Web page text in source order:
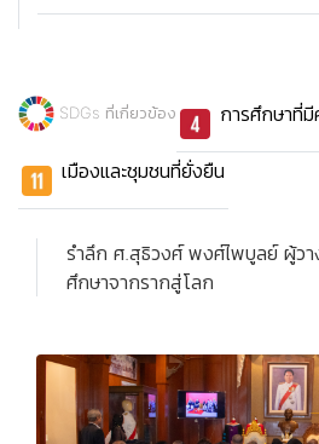
SDGs ที่เกี่ยวข้อง การศึกษาที่
เมืองและชุมชนที่ยั่งยืน
รำลึก ศ.สุธิวงศ์ พงศ์ไพบูลย์ ผู้ว
ศึกษาจากรากสู่โลก